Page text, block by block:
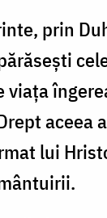
prin
viaţa
aceea
lui